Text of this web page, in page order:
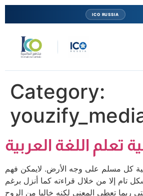
ICO RUSSIA
Category:
تعلم اللغة العربية
كل مسلم على وجه الأرض. لايمكن فهم
تام إلا من خلال قراءته كما أنزل برغم
ربما تعطي المعنى لكنه خاليا من الروح